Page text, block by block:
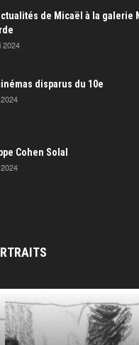
de Micaël à la galerie
2024
disparus du 10e
Cohen Solal